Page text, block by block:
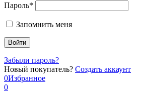
Пароль*
Запомнить меня
Забыли пароль?
Новый покупатель? Создать аккаунт
0Избранное
0